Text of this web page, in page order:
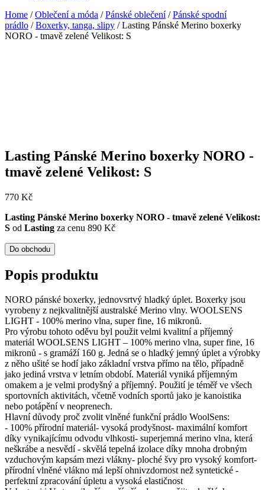
Home /Oblečení a móda /Pánské oblečení/Pánské spodní
prádlo /Boxerky, tanga, slipy / Lasting Pánské Merino boxerky
NORO - tmavě zelené Velikost: S
Lasting Pánské Merino boxerky NORO -
tmavě zelené Velikost: S
770 Kč
Lasting Pánské Merino boxerky NORO - tmavě zelené Velikost:
S od Lasting za cenu 890 Kč
Do obchodu
Popis produktu
NORO pánské boxerky, jednovsrtvý hladký úplet. Boxerky jsou
vyrobeny z nejkvalitnější australské Merino vlny. WOOLSENS
LIGHT - 100% merino vlna, super fine, 16 mikronů.
Pro výrobu tohoto oděvu byl použit velmi kvalitní a příjemný
materiál WOOLSENS LIGHT – 100% merino vlna, super fine, 16
mikronů - s gramáží 160 g. Jedná se o hladký jemný úplet a výrobky
z něho ušité se hodí jako základní vrstva přímo na tělo, případně
jako jediná vrstva v letním období. Materiál vyniká příjemným
omakem a je velmi prodyšný a příjemný. Použití je téměř ve všech
sportovních aktivitách, včetně vodních sportů jako je kanoistika
nebo potápění v neoprenech.
Hlavní důvody proč zvolit vlněné funkční prádlo WoolSens:
- 100% přírodní materiál- vysoká prodyšnost- maximální komfort
díky vynikajícímu odvodu vlhkosti- superjemná merino vlna, která
neškrábe a nesvědí - skvělá tepelná izolace díky mnoha drobným
vzduchovým kapsám mezi vlákny- ploché švy pro vysoký komfort-
přírodní vlněné vlákno má lepší ohnivzdornost než syntetické -
perfektní zpracování úpletu a vysoká elastičnost